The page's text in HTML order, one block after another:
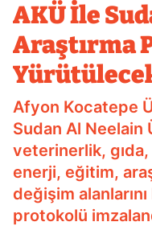
AKÜ İle
Araştırma
Afyon Kocatepe
Sudan Al Neelain
veterinerlik,
enerji, eğitim,
değişim
protokolü